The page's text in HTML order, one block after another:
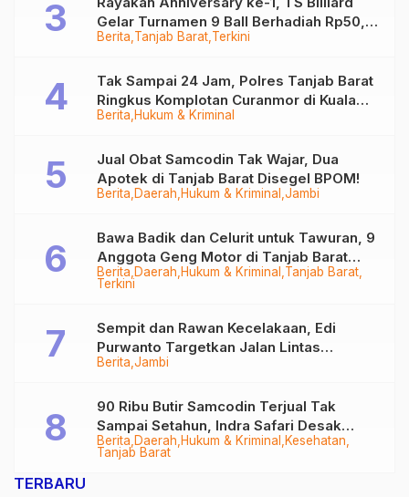
Berita Tanjab Barat Terkini
Gelar Turnamen 9 Ball Berhadiah Rp50,8
Juta
Berita Hukum & Kriminal
Tak Sampai 24 Jam, Polres Tanjab Barat
Ringkus Komplotan Curanmor di Kuala
Tungkal
Berita Daerah Hukum & Kriminal Jambi
Jual Obat Samcodin Tak Wajar, Dua
Apotek di Tanjab Barat Disegel BPOM!
Berita Daerah Hukum & Kriminal Tanjab Barat
Terkini
Bawa Badik dan Celurit untuk Tawuran, 9
Anggota Geng Motor di Tanjab Barat
Diringkus
Berita Jambi
Sempit dan Rawan Kecelakaan, Edi
Purwanto Targetkan Jalan Lintas
Tungkal-Jambi Mulus di 2028
Berita Daerah Hukum & Kriminal
Kesehatan
Tanjab Barat
90 Ribu Butir Samcodin Terjual Tak
Sampai Setahun, Indra Safari Desak
Audit Menyeluruh
TERBARU